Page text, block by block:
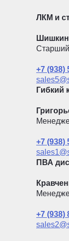
ЛКМ и
+7 (938)
Гибкий
+7 (938)
ПВА
+7 (938)